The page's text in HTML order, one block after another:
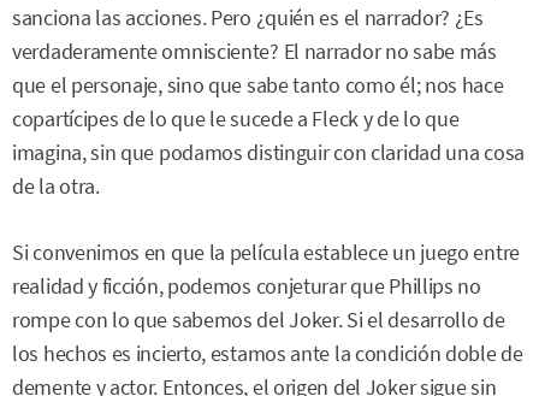
sanciona las acciones. Pero ¿quién es el narrador? ¿Es
verdaderamente omnisciente? El narrador no sabe más
que el personaje, sino que sabe tanto como él; nos hace
copartícipes de lo que le sucede a Fleck y de lo que
imagina, sin que podamos distinguir con claridad una cosa
de la otra.
Si convenimos en que la película establece un juego entre
realidad y ficción, podemos conjeturar que Phillips no
rompe con lo que sabemos del Joker. Si el desarrollo de
los hechos es incierto, estamos ante la condición doble de
demente y actor. Entonces, el origen del Joker sigue sin